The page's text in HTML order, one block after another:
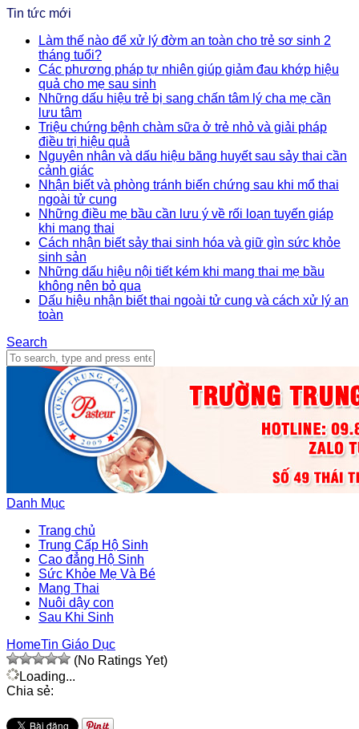
Tin tức mới
Làm thế nào để xử lý đờm an toàn cho trẻ sơ sinh 2
tháng tuổi?
Các phương pháp tự nhiên giúp giảm đau khớp hiệu
quả cho mẹ sau sinh
Những dấu hiệu trẻ bị sang chấn tâm lý cha mẹ cần
lưu tâm
Triệu chứng bệnh chàm sữa ở trẻ nhỏ và giải pháp
điều trị hiệu quả
Nguyên nhân và dấu hiệu băng huyết sau sảy thai cần
cảnh giác
Nhận biết và phòng tránh biến chứng sau khi mổ thai
ngoài tử cung
Những điều mẹ bầu cần lưu ý về rối loạn tuyến giáp
khi mang thai
Cách nhận biết sảy thai sinh hóa và giữ gìn sức khỏe
sinh sản
Những dấu hiệu nội tiết kém khi mang thai mẹ bầu
không nên bỏ qua
Dấu hiệu nhận biết thai ngoài tử cung và cách xử lý an
toàn
Search
Danh Mục
Trang chủ
Trung Cấp Hộ Sinh
Cao đẳng Hộ Sinh
Sức Khỏe Mẹ Và Bé
Mang Thai
Nuôi dậy con
Sau Khi Sinh
HomeTin Giáo Dục
(No Ratings Yet)
Loading...
Chia sẻ: